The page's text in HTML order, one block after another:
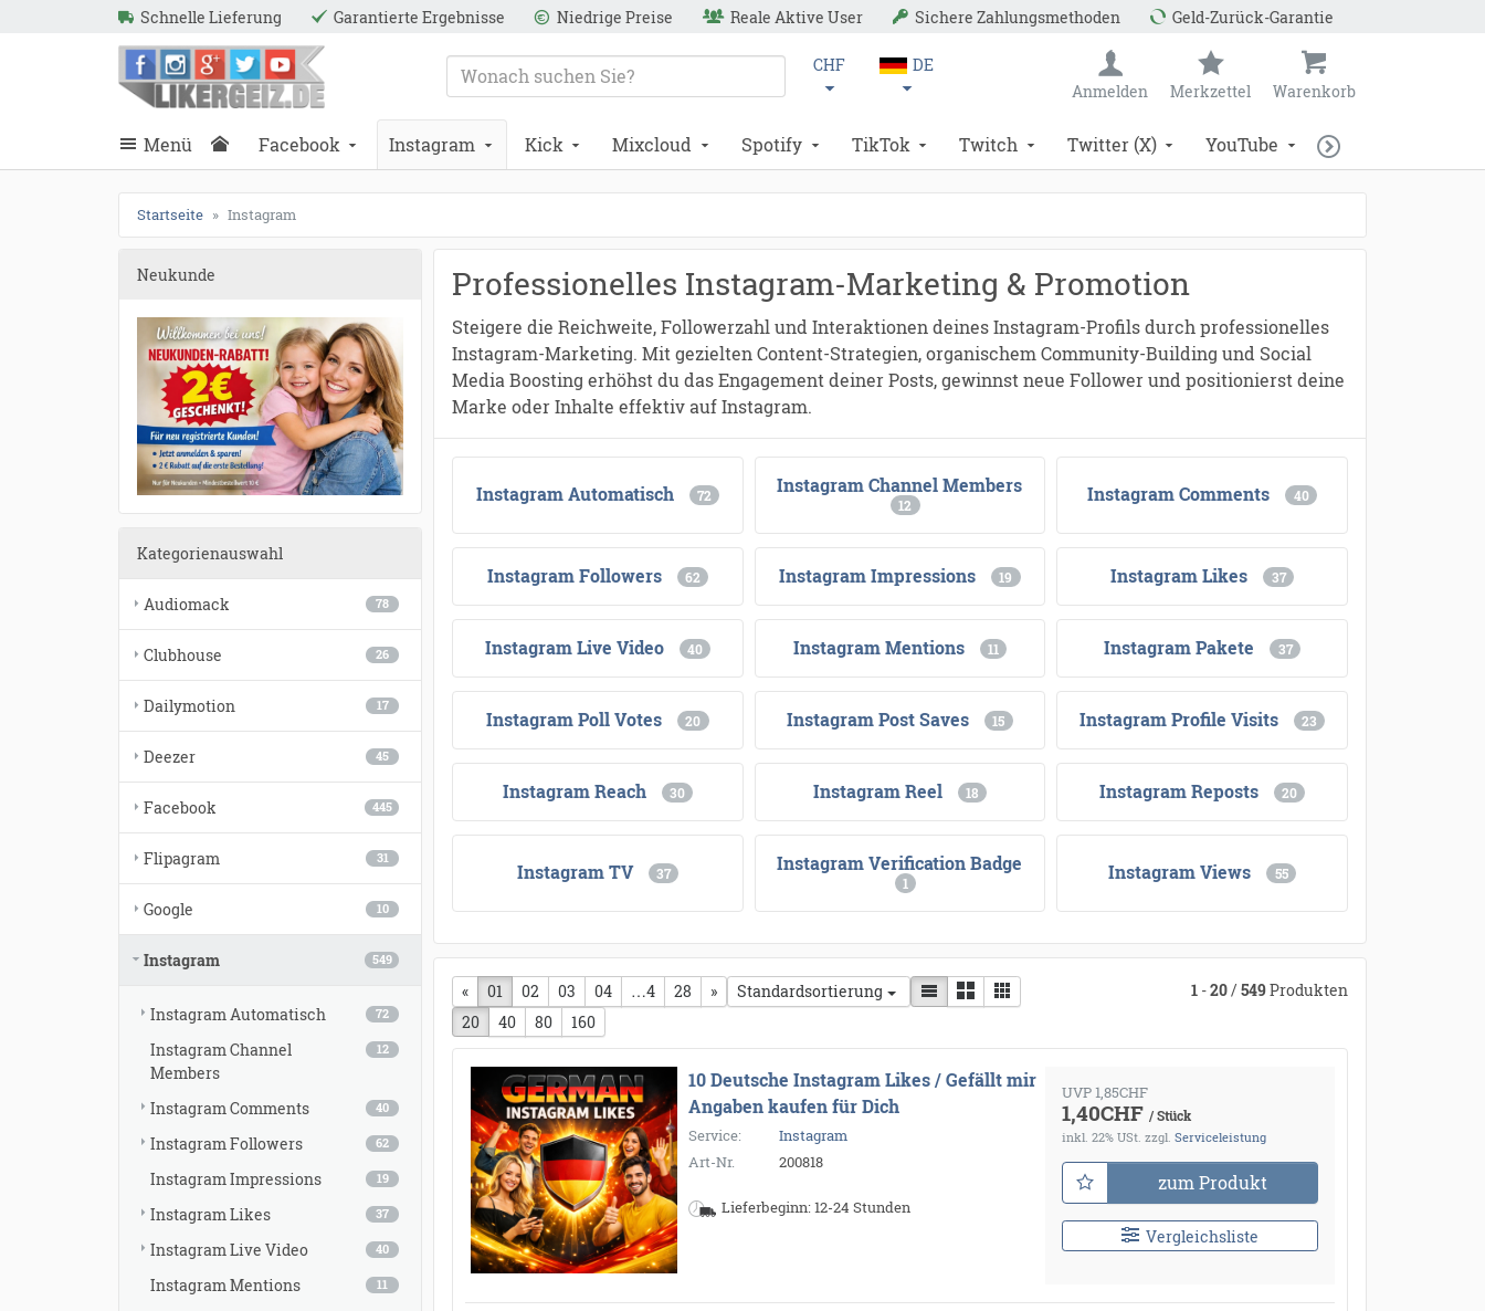
Schnelle Lieferung Garantierte Ergebnisse Niedrige Preise Reale Aktive User Sichere Zahlungsmethoden
Geld-Zurück-Garantie
schließen
Suche
CHF
DE
Anmelden
Merkzettel Warenkorb
Menü Facebook Instagram Kick Mixcloud Spotify TikTok Twitch Twitter (X) YouTube
Startseite Instagram
Professionelles Instagram-Marketing & Promotion
Steigere die Reichweite, Followerzahl und Interaktionen deines Instagram-Profils durch professionelles
Instagram-Marketing. Mit gezielten Content-Strategien, organischem Community-Building und Social
Media Boosting erhöhst du das Engagement deiner Posts, gewinnst neue Follower und positionierst deine
Marke oder Inhalte effektiv auf Instagram.
Instagram Automatisch 72 Instagram Channel Members
12 Instagram Comments 40
Instagram Followers 62 Instagram Impressions 19 Instagram Likes 37
Instagram Live Video 40 Instagram Mentions 11 Instagram Pakete 37
Instagram Poll Votes 20 Instagram Post Saves 15 Instagram Profile Visits 23
Instagram Reach 30 Instagram Reel 18 Instagram Reposts 20
Instagram TV 37 Instagram Verification Badge
1 Instagram Views 55
1-20/ 549Produkten
« vorherige Seite
01 02 03 04 …4 28 nächste Seite
»
Standardsortierung
20
40 80 160
10 Deutsche Instagram Likes / Gefällt mir
Angaben kaufen für Dich
Service:
Instagram
Art-Nr.
200818
Lieferbeginn: 12-24 Stunden
UVP 1,85CHF
1,40CHF / Stück
inkl. 22% USt. zzgl. Serviceleistung
zum Produkt
Vergleichsliste
Neukunde
Kategorienauswahl
78
Audiomack
26
Clubhouse
17
Dailymotion
45
Deezer
445
Facebook
31
Flipagram
10
Google
549
Instagram
72
Instagram Automatisch
12
Instagram Channel
Members
40
Instagram Comments
62
Instagram Followers
19
Instagram Impressions
37
Instagram Likes
40
Instagram Live Video
11
Instagram Mentions